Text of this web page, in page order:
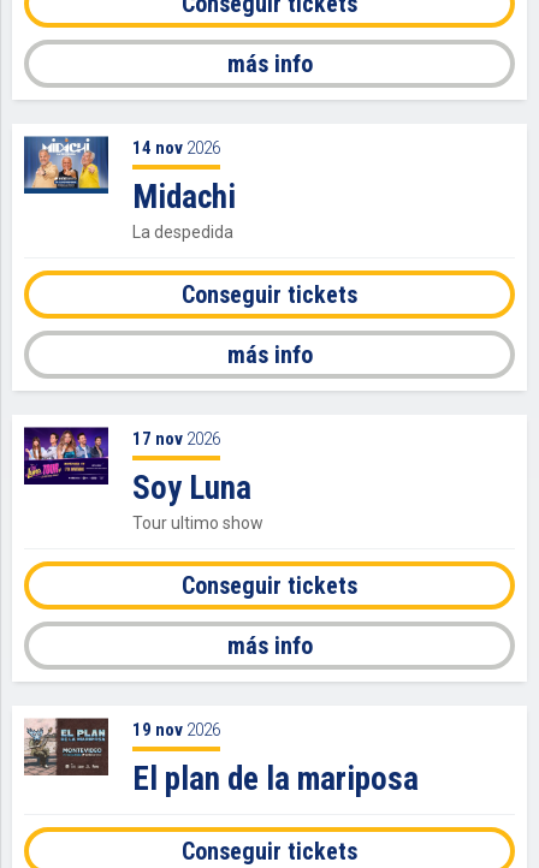
más info
14 nov 2026
Midachi
La despedida
Conseguir tickets
más info
17 nov 2026
Soy Luna
Tour ultimo show
Conseguir tickets
más info
19 nov 2026
El plan de la mariposa
Conseguir tickets